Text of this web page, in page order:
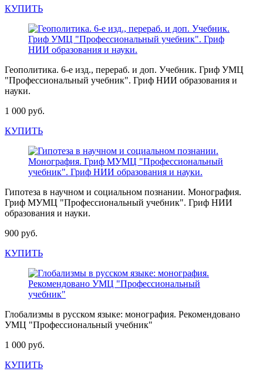
КУПИТЬ
Геополитика. 6-е изд., перераб. и доп. Учебник. Гриф УМЦ
"Профессиональный учебник". Гриф НИИ образования и
науки.
1 000 руб.
КУПИТЬ
Гипотеза в научном и социальном познании. Монография.
Гриф МУМЦ "Профессиональный учебник". Гриф НИИ
образования и науки.
900 руб.
КУПИТЬ
Глобализмы в русском языке: монография. Рекомендовано
УМЦ "Профессиональный учебник"
1 000 руб.
КУПИТЬ